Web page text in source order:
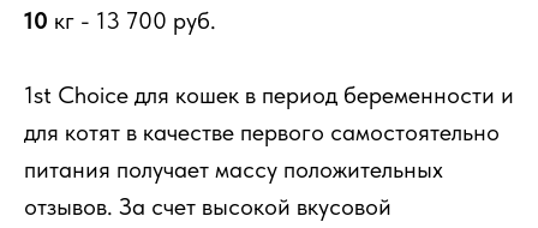
10 кг - 13 700 руб.
1st Choice для кошек в период беременности и
для котят в качестве первого самостоятельно
питания получает массу положительных
отзывов. За счет высокой вкусовой